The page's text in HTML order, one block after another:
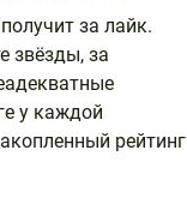
за лайк.
звёзды, за
у каждой
рейтинг